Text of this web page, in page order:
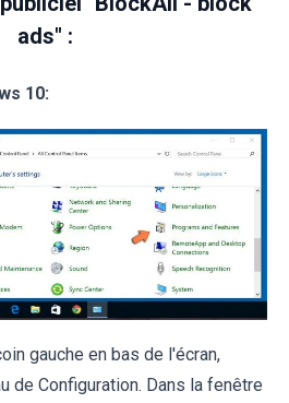
ads" :
10:
gauche en bas de l'écran,
de Configuration. Dans la fenêtre